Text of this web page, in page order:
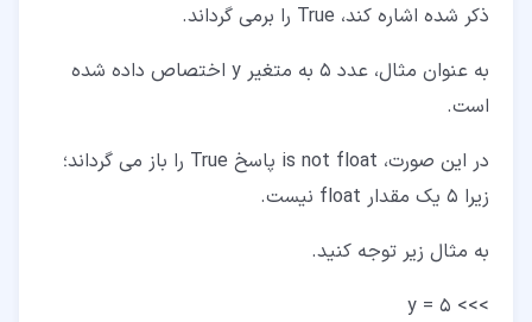
ذکر شده اشاره کند، True را برمی گرداند.
به عنوان مثال، عدد 5 به متغیر y اختصاص داده شده
است.
در این صورت، is not float پاسخ True را باز می گرداند؛
زیرا 5 یک مقدار float نیست.
به مثال زیر توجه کنید.
>>> y = 5